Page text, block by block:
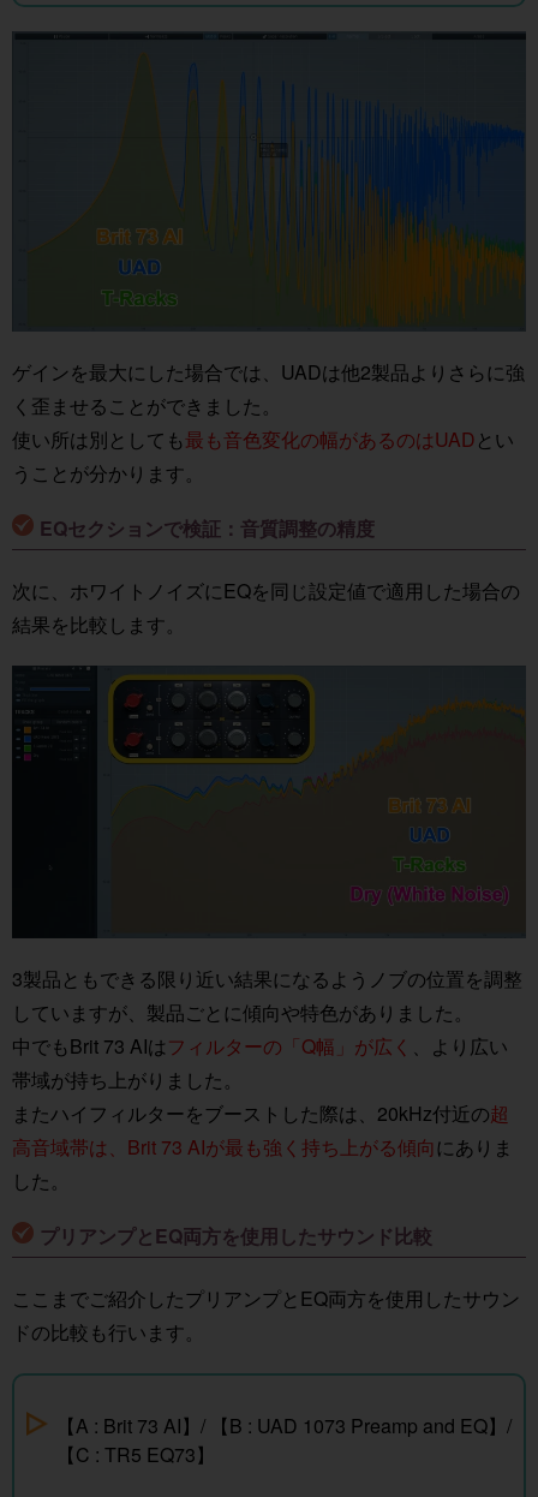
ゲインを最大にした場合では、UADは他2製品よりさらに強
く歪ませることができました。
使い所は別としても最も音色変化の幅があるのはUADとい
うことが分かります。
EQセクションで検証：音質調整の精度
次に、ホワイトノイズにEQを同じ設定値で適用した場合の
結果を比較します。
3製品ともできる限り近い結果になるようノブの位置を調整
していますが、製品ごとに傾向や特色がありました。
中でもBrit 73 AIはフィルターの「Q幅」が広く 、より広い
帯域が持ち上がりました。
またハイフィルターをブーストした際は、20kHz付近の超
高音域帯は、Brit 73 AIが最も強く持ち上がる傾向 にありま
した。
プリアンプとEQ両方を使用したサウンド比較
ここまでご紹介したプリアンプとEQ両方を使用したサウン
ドの比較も行います。
【A : Brit 73 AI】/ 【B : UAD 1073 Preamp and EQ】/
【C : TR5 EQ73】